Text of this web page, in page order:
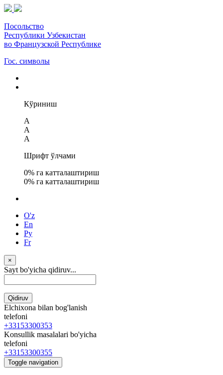
Посольство
Республики Узбекистан
во Французской Республике
Гос. символы
Кўриниш
A
A
A
Шрифт ўлчами
0% га катталаштириш
0% га катталаштириш
O'z
En
Ру
Fr
×
Sayt bo'yicha qidiruv...
Qidiruv
Elchixona bilan bog'lanish
telefoni
+33153300353
Konsullik masalalari bo'yicha
telefoni
+33153300355
Toggle navigation